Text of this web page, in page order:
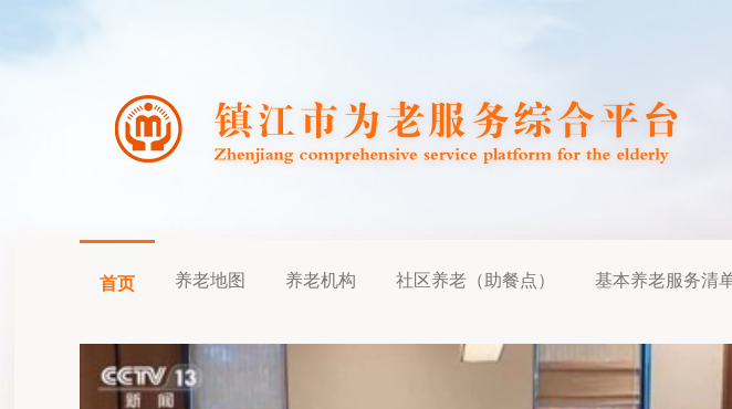
首页 养老地图 养老机构 社区养老（助餐点） 基本养老服务清